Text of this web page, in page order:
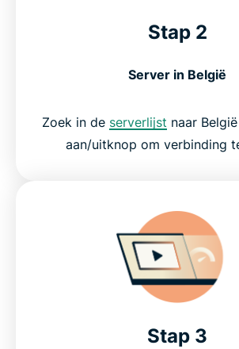
Stap 2
Server in België
Zoek in de serverlijst naar
aan/uitknop om verbinding
Stap 3